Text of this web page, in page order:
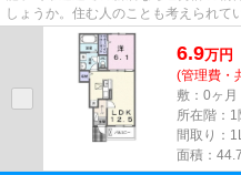
しょうか。住む人のことも考えられて
ッフが地域の賃貸情報をご提供...
6.9万円
(管理費・
敷：0ヶ月
所在階：1
間取り：
面積：